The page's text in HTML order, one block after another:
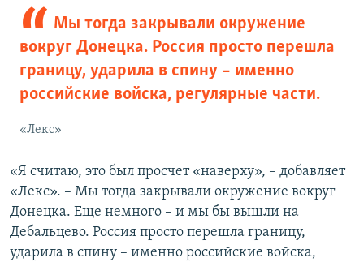
Мы тогда закрывали окружение
вокруг Донецка. Россия просто перешла
границу, ударила в спину – именно
российские войска, регулярные части.
«Лекс»
«Я считаю, это был просчет «наверху», – добавляет
«Лекс». – Мы тогда закрывали окружение вокруг
Донецка. Еще немного – и мы бы вышли на
Дебальцево. Россия просто перешла границу,
ударила в спину – именно российские войска,